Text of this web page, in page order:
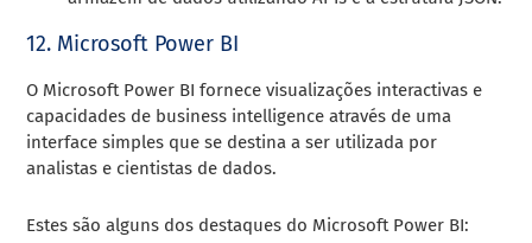
12. Microsoft Power BI
O Microsoft Power BI fornece visualizações interactivas e
capacidades de business intelligence através de uma
interface simples que se destina a ser utilizada por
analistas e cientistas de dados.
Estes são alguns dos destaques do Microsoft Power BI: